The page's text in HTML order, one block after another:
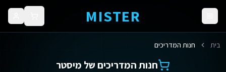
MISTER
בית חנות המדריכים
חנות המדריכים של מיסטר